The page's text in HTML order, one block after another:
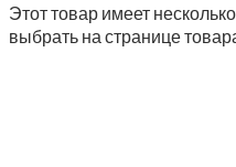
Этот товар имеет
выбрать на странице